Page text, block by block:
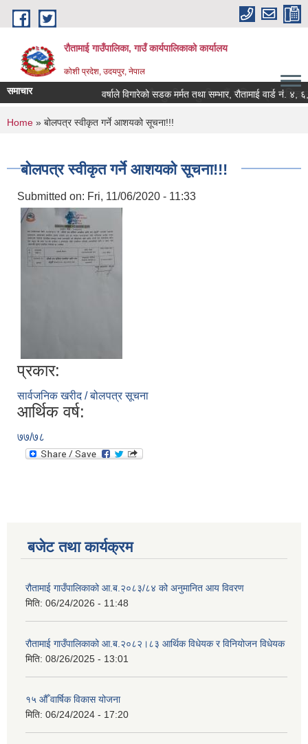
Skip to main content
रौतामाई गाउँपालिका, गाउँ कार्यपालिकाको कार्यालय
कोशी प्रदेश, उदयपुर, नेपाल
हाम्रो अभियान सबै सुखी र खुसी रहौं यहि हाम्रो पहिचान"
समाचार वर्षाले विगारेको सडक मर्मत तथा सम्भार, रौतामाई वार्ड नं. ४, ६,
You are here
Home » बोलपत्र स्वीकृत गर्ने आशयको सूचना!!!
बोलपत्र स्वीकृत गर्ने आशयको सूचना!!!
Submitted on: Fri, 11/06/2020 - 11:33
प्रकार:
सार्वजनिक खरीद / बोलपत्र सूचना
आर्थिक वर्ष:
७७/७८
बजेट तथा कार्यक्रम
रौतामाई गाउँपालिकाको आ.ब.२०८३/८४ को अनुमानित आय विवरण
मिति: 06/24/2026 - 11:48
रौतामाई गाउँपालिकाको आ.ब.२०८२।८३ आर्थिक विधेयक र विनियोजन विधेयक
मिति: 08/26/2025 - 13:01
१५ औँ वार्षिक विकास योजना
मिति: 06/24/2024 - 17:20